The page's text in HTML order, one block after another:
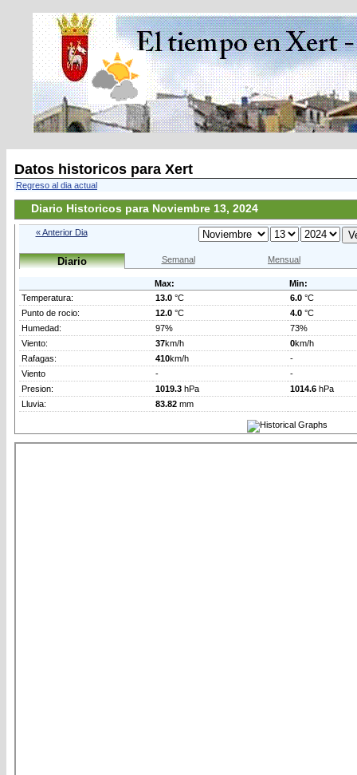
Datos historicos para Xert
Regreso al dia actual
Diario Historicos para Noviembre 13, 2024
« Anterior Dia
Diario Semanal Mensual
Max:
Min:
Temperatura:
13.0 °C 6.0 °C
Punto de rocio:
12.0 °C 4.0 °C
Humedad:
97%
73%
Viento:
37km/h 0km/h
Rafagas:
410km/h
-
Viento
-
-
Presion:
1019.3 hPa 1014.6 hPa
Lluvia:
83.82 mm